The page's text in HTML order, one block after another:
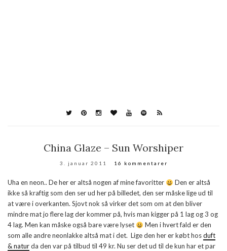
China Glaze – Sun Worshiper
3. januar 2011 16 kommentarer
Uha en neon.. De her er altså nogen af mine favoritter
Den er altså
ikke så kraftig som den ser ud her på billedet, den ser måske lige ud til
at være i overkanten. Sjovt nok så virker det som om at den bliver
mindre mat jo flere lag der kommer på, hvis man kigger på 1 lag og 3 og
4 lag. Men kan måske også bare være lyset
Men i hvert fald er den
som alle andre neonlakke altså mat i det. Lige den her er købt hosduft
& naturda den var på tilbud til 49 kr. Nu ser det ud til de kun har et par